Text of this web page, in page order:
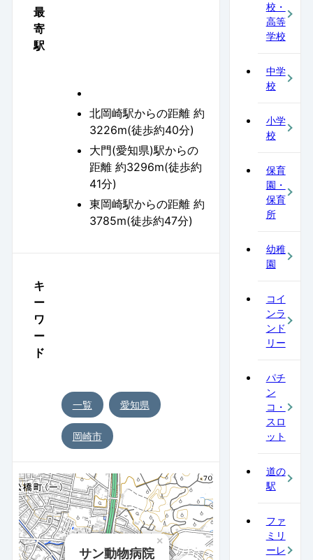
最
寄
駅
北岡崎駅からの距離 約
3226m(徒歩約40分)
大門(愛知県)駅からの
距離 約3296m(徒歩約
41分)
東岡崎駅からの距離 約
3785m(徒歩約47分)
キ
ー
ワ
ー
ド
一覧 愛知県
岡崎市
サン動物病院
×
校・
高等
学校
中学
校
小学
校
保育
園・
保育
所
幼稚
園
コイ
ンラ
ンド
リー
パチ
ン
コ・
スロ
ット
道の
駅
ファ
ミリ
ーレ